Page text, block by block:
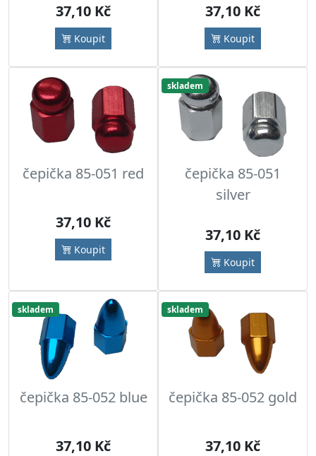
37,10 Kč
Koupit
37,10 Kč
Koupit
čepička 85-051 red
37,10 Kč
Koupit
skladem
čepička 85-051
silver
37,10 Kč
Koupit
skladem
čepička 85-052 blue
37,10 Kč
skladem
čepička 85-052 gold
37,10 Kč